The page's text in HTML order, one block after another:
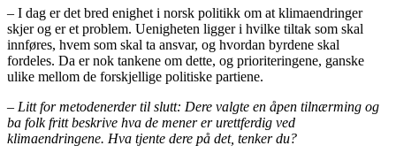
– I dag er det bred enighet i norsk politikk om at klimaendringer
skjer og er et problem. Uenigheten ligger i hvilke tiltak som skal
innføres, hvem som skal ta ansvar, og hvordan byrdene skal
fordeles. Da er nok tankene om dette, og prioriteringene, ganske
ulike mellom de forskjellige politiske partiene.
– Litt for metodenerder til slutt: Dere valgte en åpen tilnærming og
ba folk fritt beskrive hva de mener er urettferdig ved
klimaendringene. Hva tjente dere på det, tenker du?